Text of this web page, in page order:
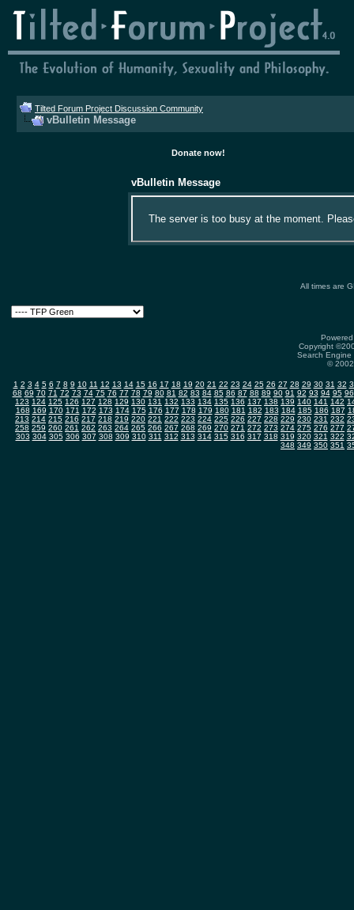
Tilted Forum Project Discussion Community
vBulletin Message
Donate now!
vBulletin Message
The server is too busy at the moment.
All times are
Copyright
Search
©
1 2 3 4 5 6 7 8 9 10 11 12 13 14 15 16 17 18 19 20 21 22 23 24 25 26 27 28 29 30 31 32
68 69 70 71 72 73 74 75 76 77 78 79 80 81 82 83 84 85 86 87 88 89 90 91 92 93 94 95 96
123 124 125 126 127 128 129 130 131 132 133 134 135 136 137 138 139 140 141 142
168 169 170 171 172 173 174 175 176 177 178 179 180 181 182 183 184 185 186 187
213 214 215 216 217 218 219 220 221 222 223 224 225 226 227 228 229 230 231 232
258 259 260 261 262 263 264 265 266 267 268 269 270 271 272 273 274 275 276 277
303 304 305 306 307 308 309 310 311 312 313 314 315 316 317 318 319 320 321 322
348 349 350 351